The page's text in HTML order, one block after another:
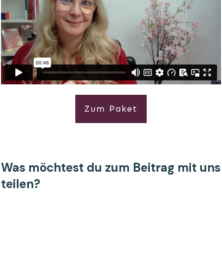
Zum Paket
Was möchtest du zum Beitrag mit uns
teilen?